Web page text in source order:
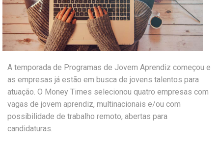
A temporada de Programas de Jovem Aprendiz começou e
as empresas já estão em busca de jovens talentos para
atuação. O Money Times selecionou quatro empresas com
vagas de jovem aprendiz, multinacionais e/ou com
possibilidade de trabalho remoto, abertas para
candidaturas.